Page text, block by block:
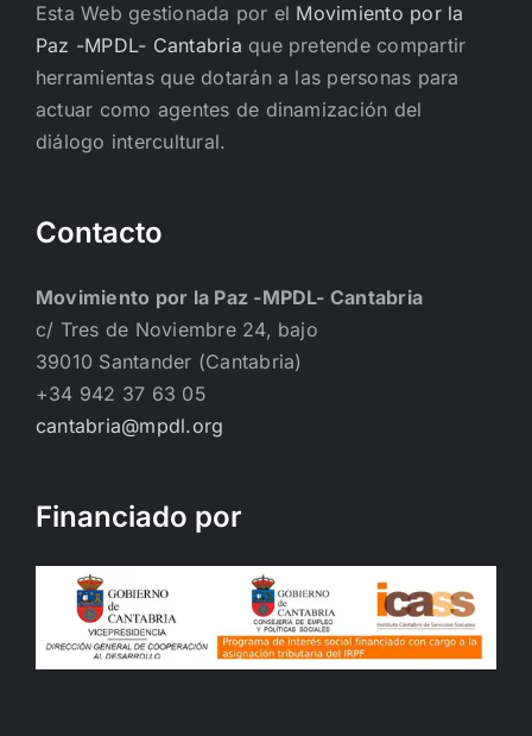
Esta Web gestionada por el Movimiento por la
Paz -MPDL- Cantabria que pretende compartir
herramientas que dotarán a las personas para
actuar como agentes de dinamización del
diálogo intercultural.
Contacto
Movimiento por la Paz -MPDL- Cantabria
c/ Tres de Noviembre 24, bajo
39010 Santander (Cantabria)
+34 942 37 63 05
cantabria@mpdl.org
Financiado por